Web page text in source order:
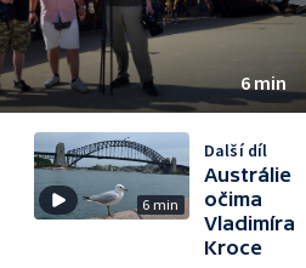
6 min
6 min
Další díl
Austrálie
očima
Vladimíra
Kroce